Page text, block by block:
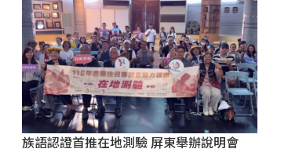
族語認證首推在地測驗 屏東舉辦說明會